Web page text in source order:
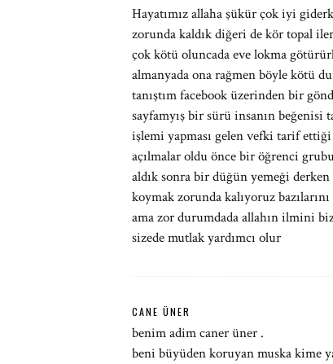
Hayatımız allaha şükür çok iyi
zorunda kaldık diğeri de kör topal
çok kötü oluncada eve lokma
almanyada ona rağmen böyle kötü
tanıştım facebook üzerinden bir
sayfamyış bir sürü insanın beğenisi
işlemi yapması gelen vefki tarif
açılmalar oldu önce bir öğrenci
aldık sonra bir düğün yemeği
koymak zorunda kalıyoruz
ama zor durumdada allahın ilmini
sizede mutlak yardımcı olur
CANE ÜNER
benim adim caner üner .
beni büyüden koruyan muska kime